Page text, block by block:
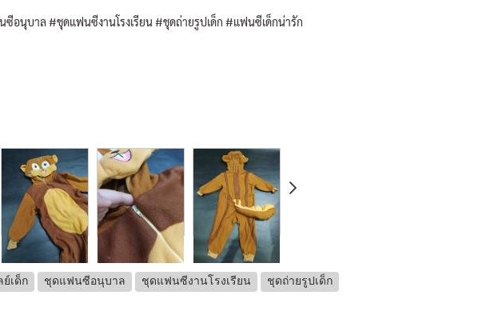
อนุบาล #ชุดแฟนซีงานโรงเรียน #ชุดถ่ายรูปเด็ก #แฟนซีเด็กน่ารัก
เด็ก ชุดแฟนซีอนุบาล ชุดแฟนซีงานโรงเรียน
ชุดถ่ายรูปเด็ก